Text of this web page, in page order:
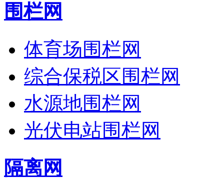
围栏网
体育场围栏网
综合保税区围栏网
水源地围栏网
光伏电站围栏网
隔离网